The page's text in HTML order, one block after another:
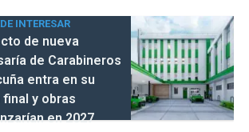
INTERESAR
de nueva
de Carabineros
entra en su
final y obras
en 2027